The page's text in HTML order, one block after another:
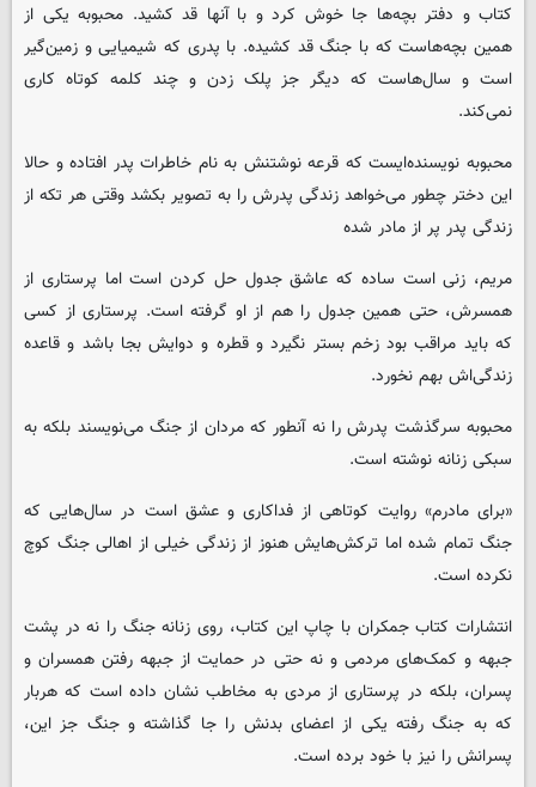
کتاب و دفتر بچه‌ها جا خوش کرد و با آنها قد کشید. محبوبه یکی از
همین بچه‌هاست که با جنگ قد کشیده. با پدری که شیمیایی و زمین‌گیر
است و سال‌هاست که دیگر جز پلک زدن و چند کلمه کوتاه کاری
نمی‌کند.
محبوبه نویسنده‌ایست که قرعه نوشتنش به نام خاطرات پدر افتاده و حالا
این دختر چطور می‌خواهد زندگی پدرش را به تصویر بکشد وقتی هر تکه از
زندگی پدر پر از مادر شده
مریم، زنی است ساده که عاشق جدول حل کردن است اما پرستاری از
همسرش، حتی همین جدول را هم از او گرفته است. پرستاری از کسی
که باید مراقب بود زخم بستر نگیرد و قطره و دوایش بجا باشد و قاعده
زندگی‌اش بهم نخورد.
محبوبه سرگذشت پدرش را نه آنطور که مردان از جنگ می‌نویسند بلکه به
سبکی زنانه نوشته است.
«برای مادرم» روایت کوتاهی از فداکاری و عشق است در سال‌هایی که
جنگ تمام شده اما ترکش‌هایش هنوز از زندگی خیلی از اهالی جنگ کوچ
نکرده است.
انتشارات کتاب جمکران با چاپ این کتاب، روی زنانه جنگ را نه در پشت
جبهه و کمک‌های مردمی و نه حتی در حمایت از جبهه رفتن همسران و
پسران، بلکه در پرستاری از مردی به مخاطب نشان داده است که هربار
که به جنگ رفته یکی از اعضای بدنش را جا گذاشته و جنگ جز این،
پسرانش را نیز با خود برده است.